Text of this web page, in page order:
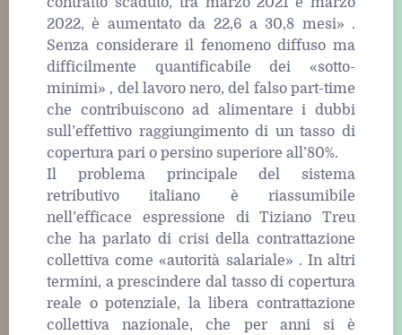
2022, è aumentato da 22,6 a 30,8 mesi» .
Senza considerare il fenomeno diffuso ma
difficilmente quantificabile dei «sotto-
minimi» , del lavoro nero, del falso part-time
che contribuiscono ad alimentare i dubbi
sull’effettivo raggiungimento di un tasso di
copertura pari o persino superiore all’80%.
Il problema principale del sistema
retributivo italiano è riassumibile
nell’efficace espressione di Tiziano Treu
che ha parlato di crisi della contrattazione
collettiva come «autorità salariale» . In altri
termini, a prescindere dal tasso di copertura
reale o potenziale, la libera contrattazione
collettiva nazionale, che per anni si è